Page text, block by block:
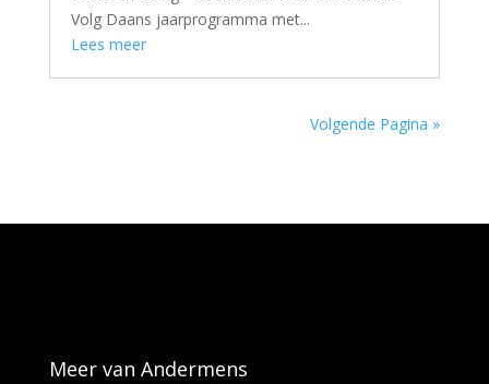
Volg Daans jaarprogramma met...
Lees meer
Volgende Pagina »
Meer van Andermens